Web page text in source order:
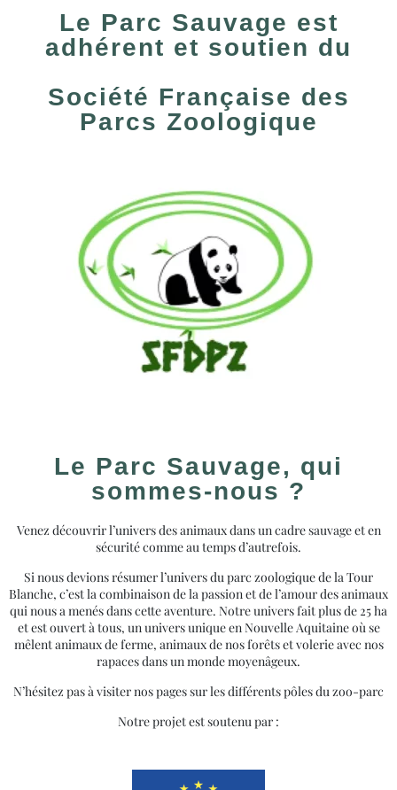
Le Parc Sauvage est
adhérent et soutien du
Société Française des
Parcs Zoologique
Le Parc Sauvage, qui
sommes-nous ?
Venez découvrir l’univers des animaux dans un cadre sauvage et en
sécurité comme au temps d’autrefois.
Si nous devions résumer l’univers du parc zoologique de la Tour
Blanche, c’est la combinaison de la passion et de l’amour des animaux
qui nous a menés dans cette aventure. Notre univers fait plus de 25 ha
et est ouvert à tous, un univers unique en Nouvelle Aquitaine où se
mêlent animaux de ferme, animaux de nos forêts et volerie avec nos
rapaces dans un monde moyenâgeux.
N’hésitez pas à visiter nos pages sur les différents pôles du zoo-parc
Notre projet est soutenu par :